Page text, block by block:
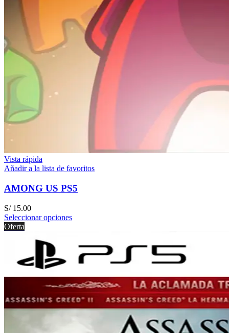
Vista rápida
Añadir a la lista de favoritos
AMONG US PS5
S/15.00
Seleccionar opciones
Oferta